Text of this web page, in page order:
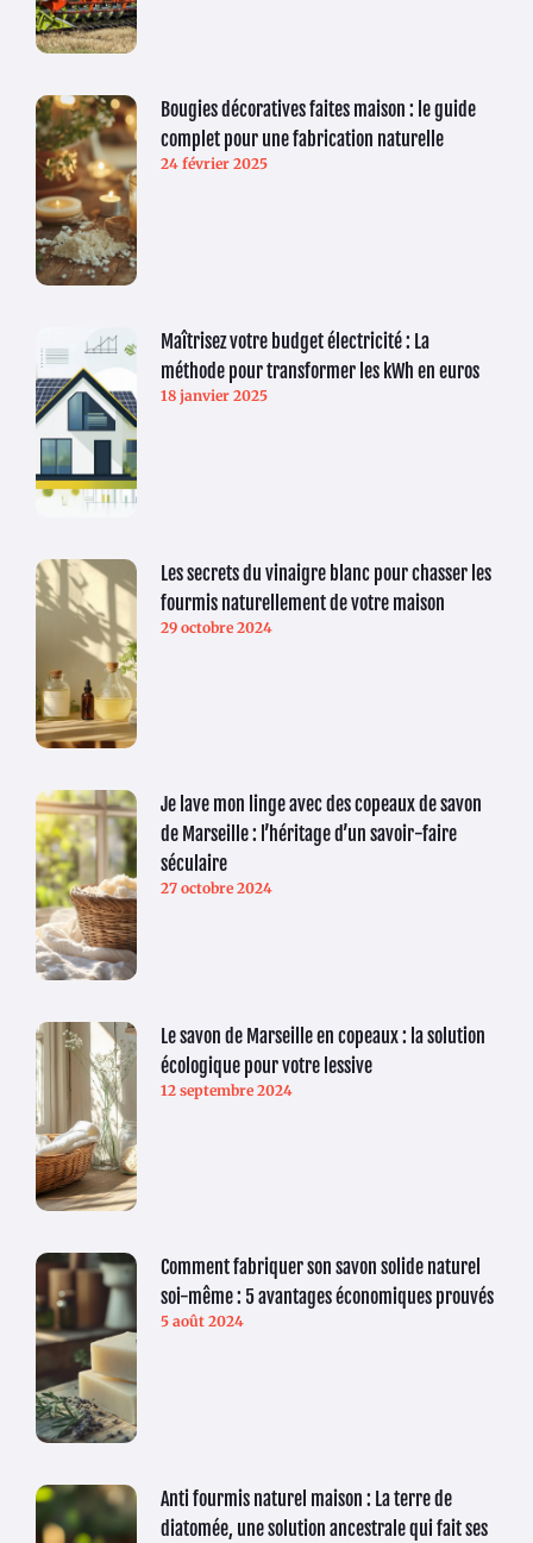
Bougies décoratives faites maison : le guide
complet pour une fabrication naturelle
24 février 2025
Maîtrisez votre budget électricité : La
méthode pour transformer les kWh en euros
18 janvier 2025
Les secrets du vinaigre blanc pour chasser les
fourmis naturellement de votre maison
29 octobre 2024
Je lave mon linge avec des copeaux de savon
de Marseille : l’héritage d’un savoir-faire
séculaire
27 octobre 2024
Le savon de Marseille en copeaux : la solution
écologique pour votre lessive
12 septembre 2024
Comment fabriquer son savon solide naturel
soi-même : 5 avantages économiques prouvés
5 août 2024
Anti fourmis naturel maison : La terre de
diatomée, une solution ancestrale qui fait ses